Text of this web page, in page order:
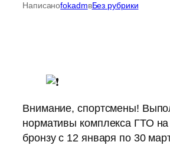
НаписаноfokadmвБез рубрики
Внимание, спортсмены!
нормативы комплекса ГТО
бронзу с 12 января по 30